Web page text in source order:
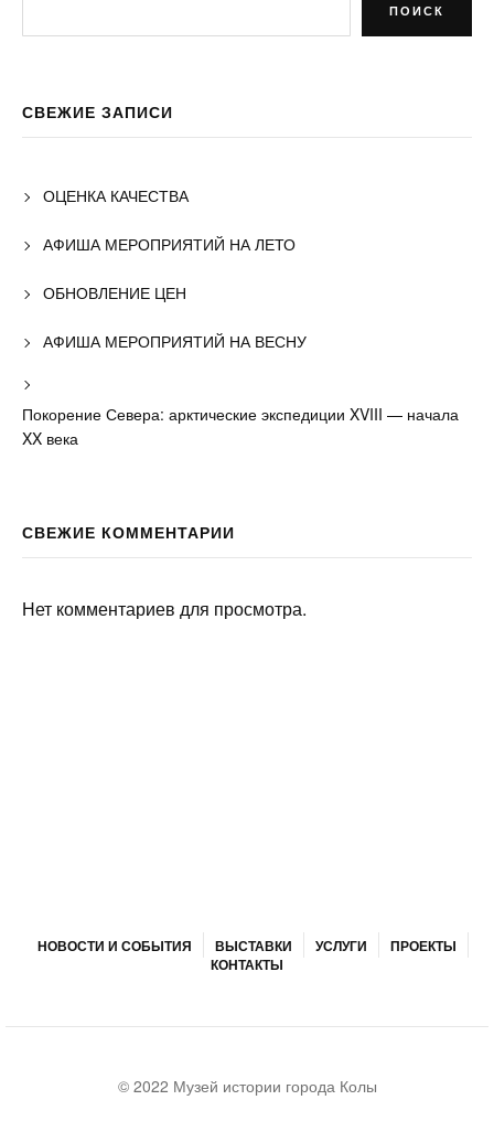
ПОИСК
СВЕЖИЕ ЗАПИСИ
ОЦЕНКА КАЧЕСТВА
АФИША МЕРОПРИЯТИЙ НА ЛЕТО
ОБНОВЛЕНИЕ ЦЕН
АФИША МЕРОПРИЯТИЙ НА ВЕСНУ
Покорение Севера: арктические экспедиции XVIII — начала
XX века
СВЕЖИЕ КОММЕНТАРИИ
Нет комментариев для просмотра.
НОВОСТИ И СОБЫТИЯ ВЫСТАВКИ УСЛУГИ
ПРОЕКТЫ
КОНТАКТЫ
© 2022 Музей истории города Колы